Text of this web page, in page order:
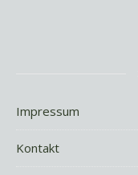
Impressum
Kontakt